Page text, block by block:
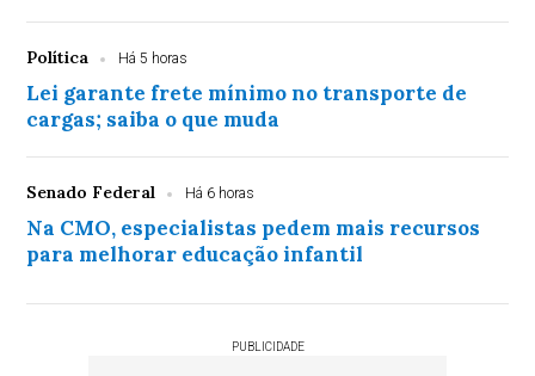
Política Há 5 horas
Lei garante frete mínimo no transporte de
cargas; saiba o que muda
Senado Federal Há 6 horas
Na CMO, especialistas pedem mais recursos
para melhorar educação infantil
PUBLICIDADE